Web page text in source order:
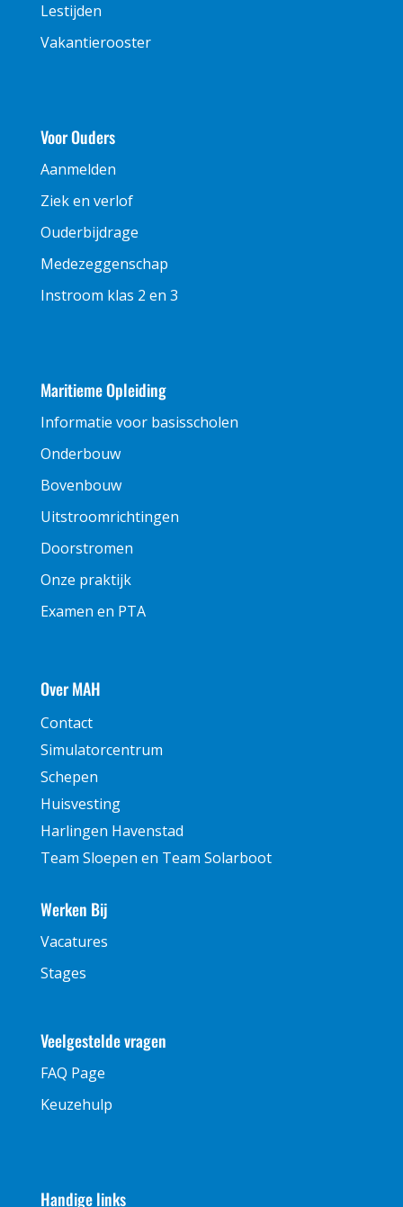
Lestijden
Vakantierooster
Voor Ouders
Aanmelden
Ziek en verlof
Ouderbijdrage
Medezeggenschap
Instroom klas 2 en 3
Maritieme Opleiding
Informatie voor basisscholen
Onderbouw
Bovenbouw
Uitstroomrichtingen
Doorstromen
Onze praktijk
Examen en PTA
Over MAH
Contact
Simulatorcentrum
Schepen
Huisvesting
Harlingen Havenstad
Team Sloepen en Team Solarboot
Werken Bij
Vacatures
Stages
Veelgestelde vragen
FAQ Page
Keuzehulp
Handige links